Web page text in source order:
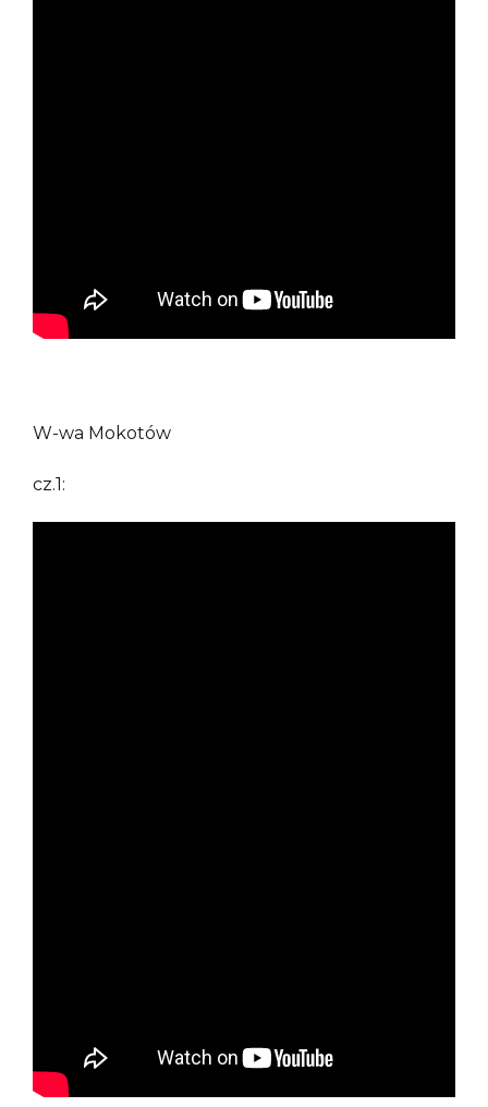
W-wa Mokotów
cz.1: